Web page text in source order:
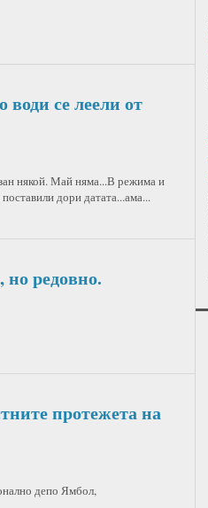
се леели от
някой. Май няма...В режима и
дори датата...ама...
редовно.
протежета на
депо Ямбол,